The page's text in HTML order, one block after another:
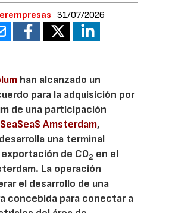
31/07/2026
han alcanzado un
para la adquisición por
de una participación
SeaSeaS Amsterdam,
una terminal
de CO2 en el
La operación
el desarrollo de una
concebida para conectar a